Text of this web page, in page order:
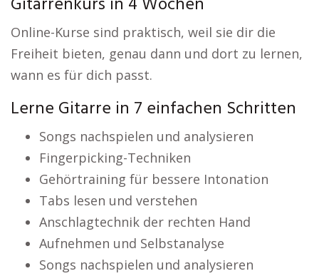
Online-Kurse sind praktisch, weil sie dir die
Freiheit bieten, genau dann und dort zu lernen,
wann es für dich passt.
Lerne Gitarre in 7 einfachen Schritten
Songs nachspielen und analysieren
Fingerpicking-Techniken
Gehörtraining für bessere Intonation
Tabs lesen und verstehen
Anschlagtechnik der rechten Hand
Aufnehmen und Selbstanalyse
Songs nachspielen und analysieren